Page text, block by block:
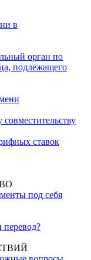
в
орган по
подлежащего
ставок
под себя